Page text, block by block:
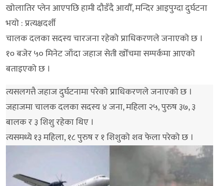
खोलातिर प्लेन आएपछि हामी दौडँदै आयौँ, मन्दिर आइपुग्दा दुर्घटना
भयो : प्रत्यक्षदर्शी
चालक दलका सदस्य चारजना रहेको प्राधिकरणले जनाएको छ ।
१० बजेर ५० मिनेट जाँदा जहाज सेती खोँचमा सम्पर्कमा आएको
बताइएको छ ।
त्यसलगत्तै जहाज दुर्घटनामा परेको प्राधिकरणले जनाएको छ ।
जहाजमा चालक दलका सदस्य ४ जना, महिला २५, पुरुष ३७, ३
बालक र ३ शिशु रहेका थिए ।
त्यसमध्ये १३ महिला, १८ पुरुष र १ शिशुको शव फेला परेको छ ।